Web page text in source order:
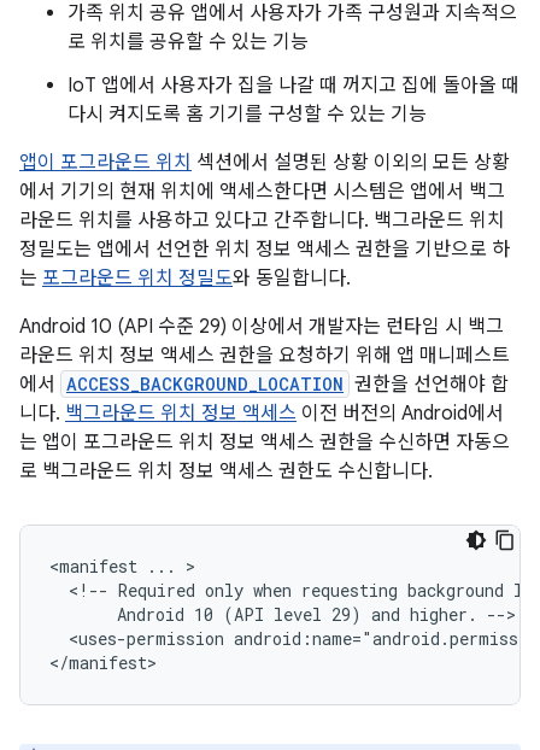
가족 위치 공유 앱에서 사용자가 가족 구성원과 지속적으
로 위치를 공유할 수 있는 기능
IoT 앱에서 사용자가 집을 나갈 때 꺼지고 집에 돌아올 때
다시 켜지도록 홈 기기를 구성할 수 있는 기능
앱이 포그라운드 위치 섹션에서 설명된 상황 이외의 모든 상황
에서 기기의 현재 위치에 액세스한다면 시스템은 앱에서 백그
라운드 위치를 사용하고 있다고 간주합니다. 백그라운드 위치
정밀도는 앱에서 선언한 위치 정보 액세스 권한을 기반으로 하
는 포그라운드 위치 정밀도와 동일합니다.
Android 10 (API 수준 29) 이상에서 개발자는 런타임 시 백그
라운드 위치 정보 액세스 권한을 요청하기 위해 앱 매니페스트
에서
ACCESS_BACKGROUND_LOCATION 권한을 선언해야 합
니다. 백그라운드 위치 정보 액세스 이전 버전의 Android에서
는 앱이 포그라운드 위치 정보 액세스 권한을 수신하면 자동으
로 백그라운드 위치 정보 액세스 권한도 수신합니다.
<manifest ...
<!-- Required only when requesting background
Android 10 (API level 29) and higher.
<uses-permission